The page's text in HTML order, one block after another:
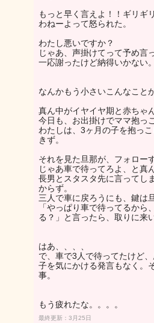
もっと早く言えよ！！ギリギ
わねーよって怒られた。
わたし悪いですか？
じゃあ、声掛けてって予め言
一応謝ったけど納得いかない。
なんかもう小さいこんなこと
真ん中がイヤイヤ期と赤ちゃ
今日も、お出掛けでママ抱っ
わたしは、3ヶ月の子を抱っ
きず。
それを見た旦那が、フォロー
じゃあ車で待ってろよ、と真
長男とスタスタ先に言ってし
からず。
三人で車に戻ろうにも、鍵は
「やっぱり車で待ってるか
る？」と言ったら、取りに来
はあ、、、、
で、車で3人で待ってたけど
子を気にかける発言もなく。
事。
もう疲れたな。。。。
最終更新：3月25日